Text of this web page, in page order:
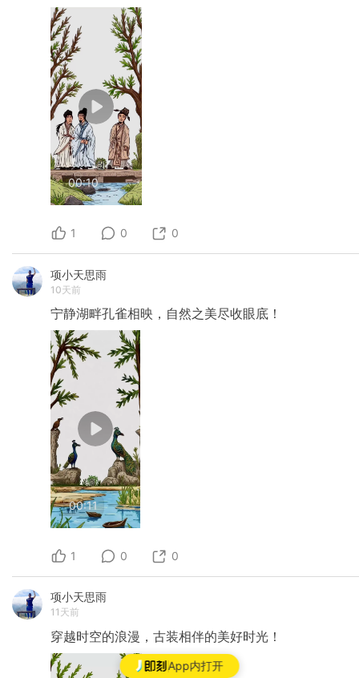
App内打开
00:10
1 0 0
项小天思雨
10天前
宁静湖畔孔雀相映，自然之美尽收眼底！
00:11
1 0 0
项小天思雨
11天前
穿越时空的浪漫，古装相伴的美好时光！